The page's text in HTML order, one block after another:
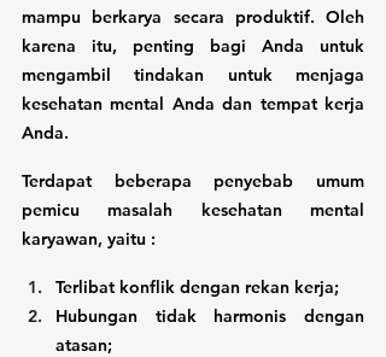
mampu berkarya secara produktif. Oleh
karena itu, penting bagi Anda untuk
mengambil tindakan untuk menjaga
kesehatan mental Anda dan tempat kerja
Anda.
Terdapat beberapa penyebab umum
pemicu masalah kesehatan mental
karyawan, yaitu :
Terlibat konflik dengan rekan kerja;
Hubungan tidak harmonis dengan
atasan;